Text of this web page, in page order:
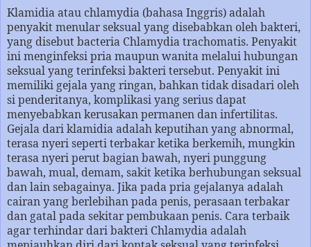
Klamidia atau chlamydia (bahasa Inggris) adalah
penyakit menular seksual yang disebabkan oleh bakteri,
yang disebut bacteria Chlamydia trachomatis. Penyakit
ini menginfeksi pria maupun wanita melalui hubungan
seksual yang terinfeksi bakteri tersebut. Penyakit ini
memiliki gejala yang ringan, bahkan tidak disadari oleh
si penderitanya, komplikasi yang serius dapat
menyebabkan kerusakan permanen dan infertilitas.
Gejala dari klamidia adalah keputihan yang abnormal,
terasa nyeri seperti terbakar ketika berkemih, mungkin
terasa nyeri perut bagian bawah, nyeri punggung
bawah, mual, demam, sakit ketika berhubungan seksual
dan lain sebagainya. Jika pada pria gejalanya adalah
cairan yang berlebihan pada penis, perasaan terbakar
dan gatal pada sekitar pembukaan penis. Cara terbaik
agar terhindar dari bakteri Chlamydia adalah